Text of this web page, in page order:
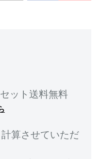
ット送料無料
算させていただ